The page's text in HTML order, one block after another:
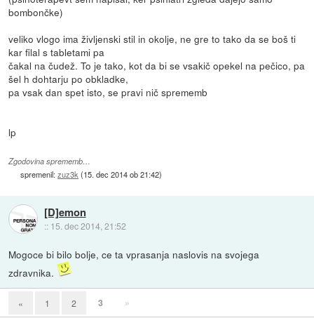
bombončke)
veliko vlogo ima življenski stil in okolje, ne gre to tako da se boš ti
kar filal s tabletami pa
čakal na čudež. To je tako, kot da bi se vsakič opekel na pečico, pa
šel h dohtarju po obkladke,
pa vsak dan spet isto, se pravi nič sprememb
lp
Zgodovina sprememb…
spremenil:zuz3k (15. dec 2014 ob 21:42)
[D]emon
:: 15. dec 2014, 21:52
Mogoce bi bilo bolje, ce ta vprasanja naslovis na svojega
zdravnika.
« 1 2 3 »